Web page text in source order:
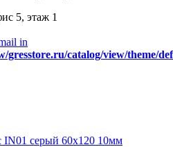
5, этаж 1
in
catalog/view/theme/
IN01 серый 60x120 10мм